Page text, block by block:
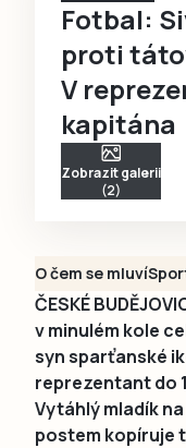
Fotbal:
proti
V
kapitána
Zobrazit galerii
(2)
O čem se mluví
ČESKÉ
v minulém kole
syn sparťanské
reprezentant do
Vytáhlý mladík
postem kopíruje